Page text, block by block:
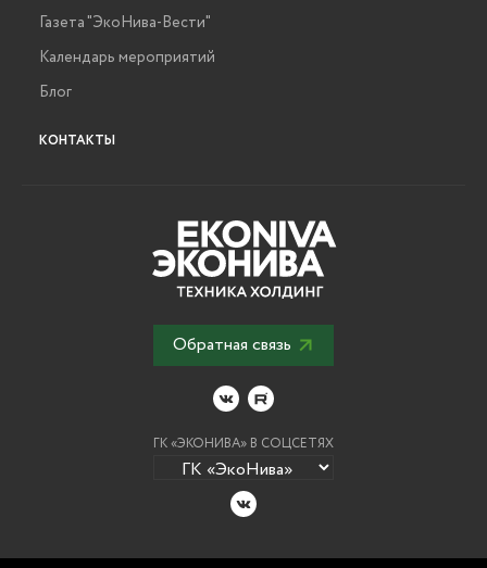
Газета "ЭкоНива-Вести"
Календарь мероприятий
Блог
КОНТАКТЫ
Обратная связь
ГК «ЭКОНИВА» В СОЦСЕТЯХ